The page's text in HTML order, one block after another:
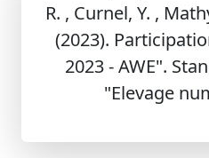
R. , Curnel, Y. ,
(2023).
2023 - AWE".
"Elevage